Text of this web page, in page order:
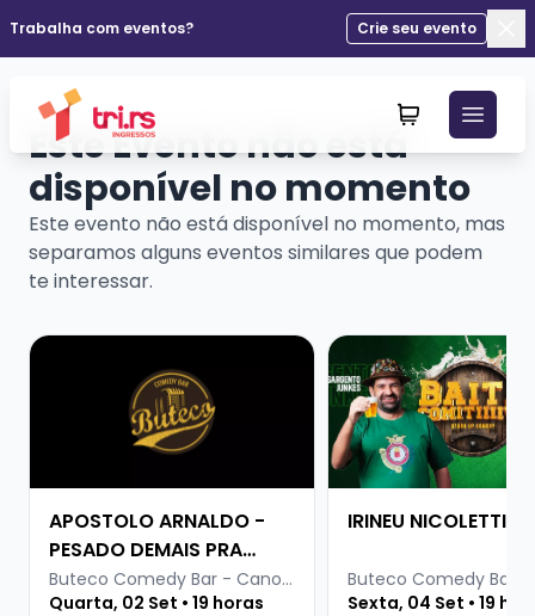
Trabalha com eventos?
Crie seu evento
Este Evento não está
disponível no momento
Este evento não está disponível no momento, mas
separamos alguns eventos similares que podem
te interessar.
Veja mais sobre APOSTOLO ARNALDO - PESADO
APOSTOLO ARNALDO -
PESADO DEMAIS PRA
INTERNET
Buteco Comedy Bar - Canoas
Quarta, 02 Set • 19 horas
Veja mais sobre
IRINEU NICOLETTI
Sexta, 04 Set • 19